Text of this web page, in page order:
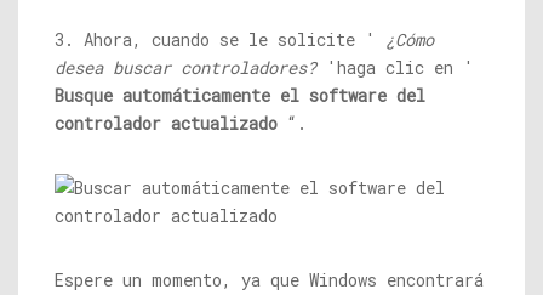
3. Ahora, cuando se le solicite ' ¿Cómo
desea buscar controladores?'haga clic en '
Busque automáticamente el software del
controlador actualizado “.
Espere un momento, ya que Windows encontrará